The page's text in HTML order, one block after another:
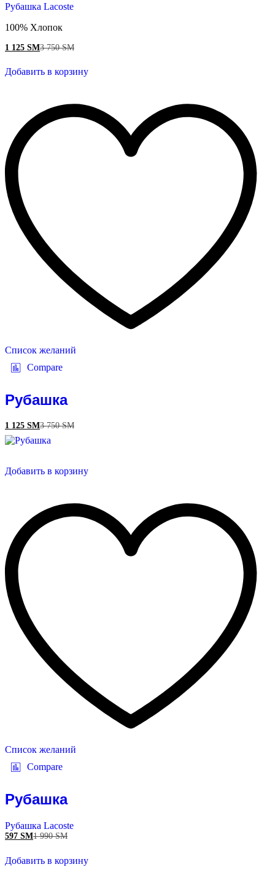
Рубашка Lacoste
100% Хлопок
1 125 ЅМ3 750ЅМ
Добавить в корзину
Список желаний
Compare
Рубашка
1 125 ЅМ3 750ЅМ
Добавить в корзину
Список желаний
Compare
Рубашка
Рубашка Lacoste
597 ЅМ1 990ЅМ
Добавить в корзину